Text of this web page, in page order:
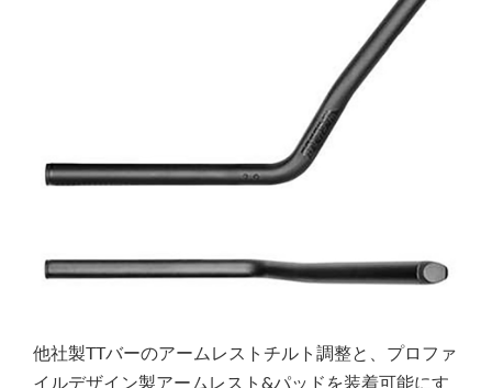
他社製TTバーのアームレストチルト調整と、プロファ
イルデザイン製アームレスト&パッドを装着可能にす